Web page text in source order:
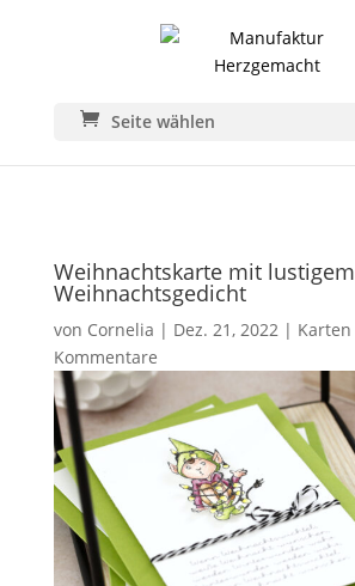
Seite wählen
Weihnachtskarte mit lustigem
Weihnachtsgedicht
von Cornelia | Dez. 21, 2022| Karten
Kommentare